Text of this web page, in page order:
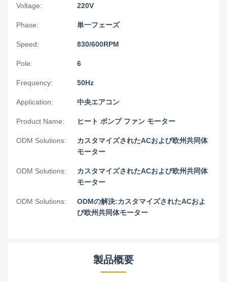
Voltage: 220V
Phase: 単一フェーズ
Speed: 830/600RPM
Pole: 6
Frequency: 50Hz
Application: 中央エアコン
Product Name: ヒート ポンプ ファン モーター
ODM Solutions:
カスタマイズされたACおよび欧州共同体
モーター
ODM Solutions:
カスタマイズされたACおよび欧州共同体
モーター
ODM Solutions:
ODMの解決:カスタマイズされたACおよ
び欧州共同体モーター
製品概要